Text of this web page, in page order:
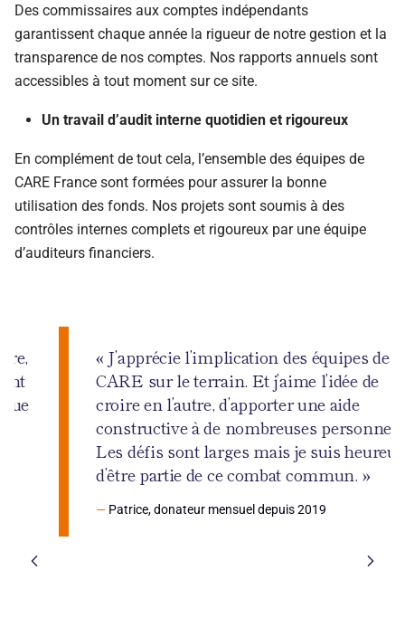
Des commissaires aux comptes indépendants
garantissent chaque année la rigueur de notre gestion et la
transparence de nos comptes. Nos rapports annuels sont
accessibles à tout moment sur ce site.
Un travail d’audit interne quotidien et rigoureux
En complément de tout cela, l’ensemble des équipes de
CARE France sont formées pour assurer la bonne
utilisation des fonds. Nos projets sont soumis à des
contrôles internes complets et rigoureux par une équipe
d’auditeurs financiers.
« J’apprécie l’implication des équipes de
CARE sur le terrain. Et j’aime l’idée de
croire en l’autre, d’apporter une aide
constructive à de nombreuses personnes.
Les défis sont larges mais je suis heureux
d’être partie de ce combat commun. »
Patrice, donateur mensuel depuis 2019